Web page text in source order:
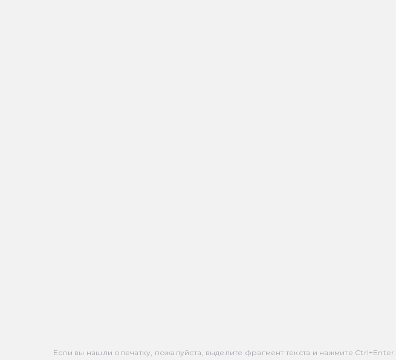
Если вы нашли опечатку, пожалуйста, выделите фрагмент текста и нажмите Ctrl+Enter.